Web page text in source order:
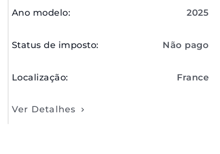
Ano modelo: 2025
Status de imposto: Não pago
Localização: France
Ver Detalhes